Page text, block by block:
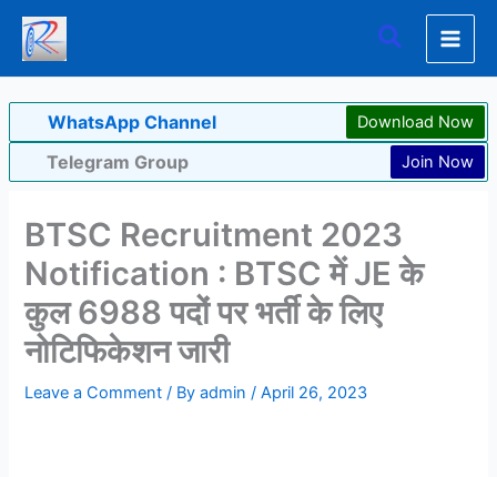
Skip
content
Search
WhatsApp Channel Download Now
Telegram Group Join Now
BTSC Recruitment 2023
Notification : BTSC में JE के
कुल 6988 पदों पर भर्ती के लिए
नोटिफिकेशन जारी
Leave a Comment / Byadmin/April 26, 2023